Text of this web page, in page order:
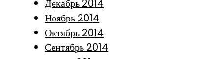
Декабрь 2014
Ноябрь 2014
Октябрь 2014
Сентябрь 2014